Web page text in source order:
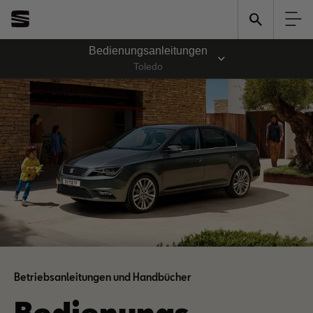
Bedienungsanleitungen
Toledo
Betriebsanleitungen und Handbücher